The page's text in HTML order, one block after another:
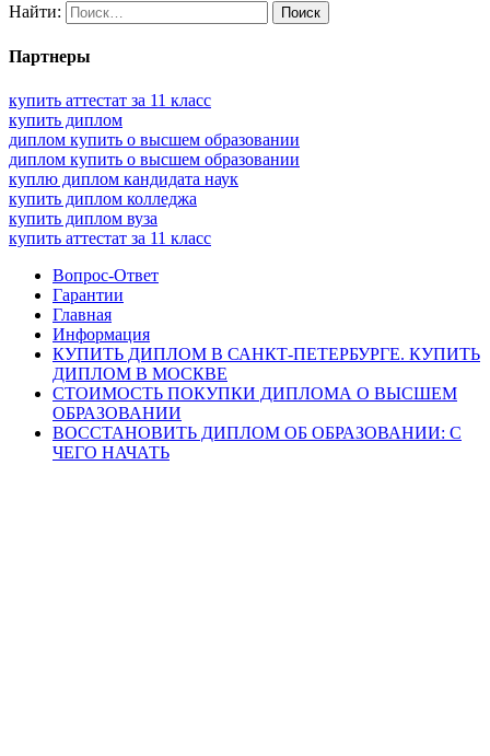
Найти:
Партнеры
купить аттестат за 11 класс
купить диплом
диплом купить о высшем образовании
диплом купить о высшем образовании
куплю диплом кандидата наук
купить диплом колледжа
купить диплом вуза
купить аттестат за 11 класс
Вопрос-Ответ
Гарантии
Главная
Информация
КУПИТЬ ДИПЛОМ В САНКТ-ПЕТЕРБУРГЕ. КУПИТЬ
ДИПЛОМ В МОСКВЕ
СТОИМОСТЬ ПОКУПКИ ДИПЛОМА О ВЫСШЕМ
ОБРАЗОВАНИИ
ВОССТАНОВИТЬ ДИПЛОМ ОБ ОБРАЗОВАНИИ: С
ЧЕГО НАЧАТЬ